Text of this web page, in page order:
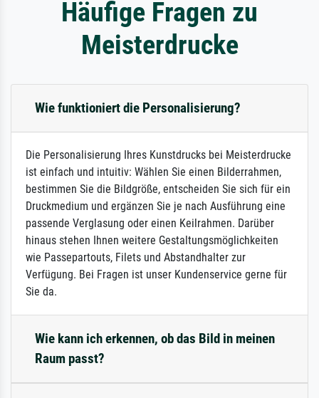
Häufige Fragen zu
Meisterdrucke
Wie funktioniert die Personalisierung?
Die Personalisierung Ihres Kunstdrucks bei Meisterdrucke
ist einfach und intuitiv: Wählen Sie einen Bilderrahmen,
bestimmen Sie die Bildgröße, entscheiden Sie sich für ein
Druckmedium und ergänzen Sie je nach Ausführung eine
passende Verglasung oder einen Keilrahmen. Darüber
hinaus stehen Ihnen weitere Gestaltungsmöglichkeiten
wie Passepartouts, Filets und Abstandhalter zur
Verfügung. Bei Fragen ist unser Kundenservice gerne für
Sie da.
Wie kann ich erkennen, ob das Bild in meinen
Raum passt?